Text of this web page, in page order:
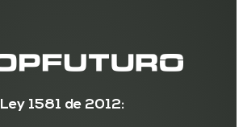
Ley 1581 de 2012: